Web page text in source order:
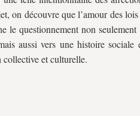
on découvre que l’amour des
le questionnement non
aussi vers une histoire
collective et culturelle.